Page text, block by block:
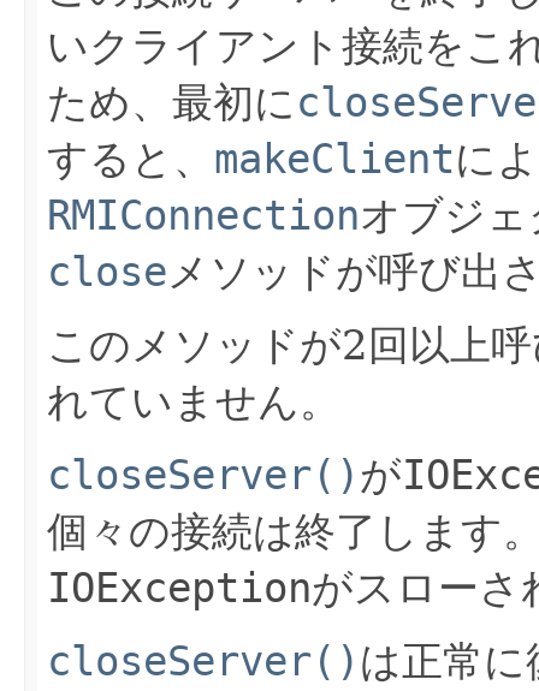
いクライアント接続をこ
ため、最初に
すると、 makeClientに
RMIConnectionオブジ
closeメソッドが呼び出
このメソッドが2回以上
れていません。
closeServer() が
個々の接続は終了します
IOExceptionがスローさ
closeServer() は正常